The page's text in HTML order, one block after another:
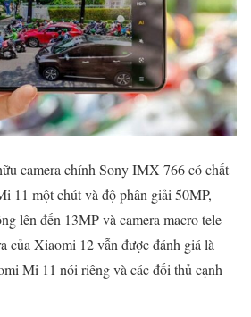
camera chính Sony IMX 766 có chất
11 một chút và độ phân giải 50MP,
lên đến 13MP và camera macro tele
của Xiaomi 12 vẫn được đánh giá là
Mi 11 nói riêng và các đối thủ cạnh